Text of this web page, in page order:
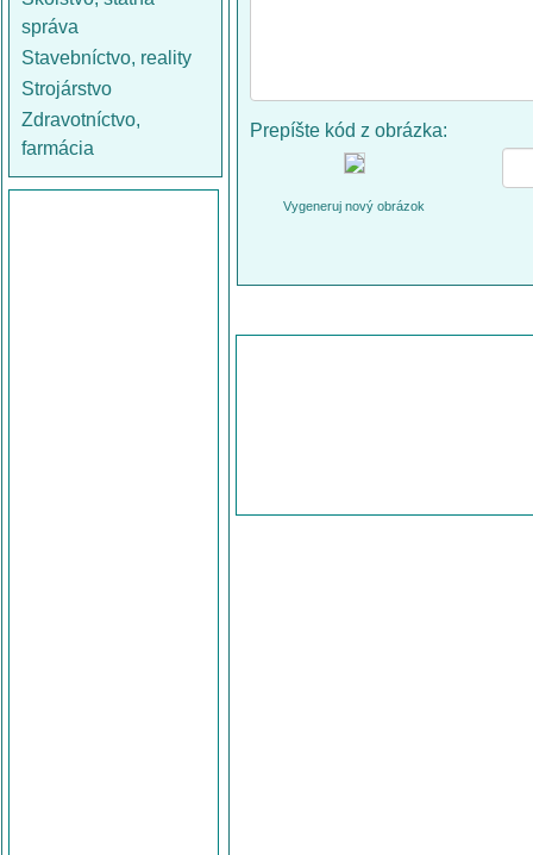
správa
Stavebníctvo, reality
Strojárstvo
Zdravotníctvo,
farmácia
Prepíšte kód z obrázka:
Vygeneruj nový obrázok